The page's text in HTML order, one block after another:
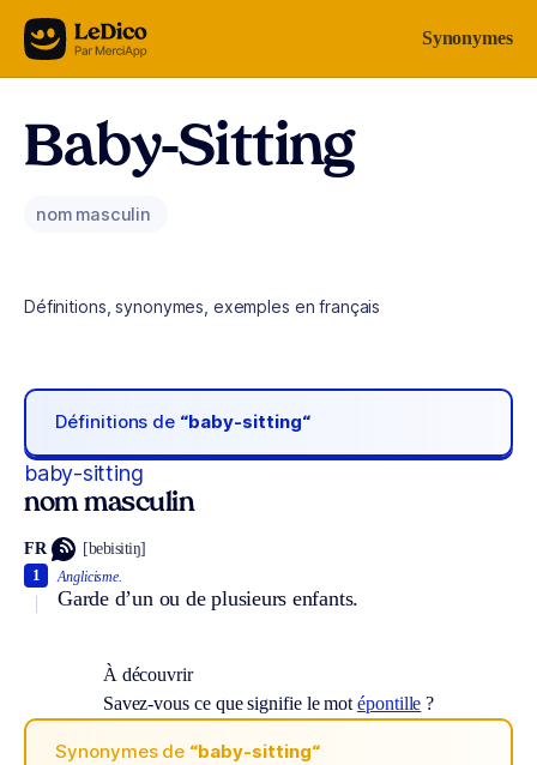
Aller au contenu Synonymes
Baby-Sitting
nom masculin
Définitions, synonymes, exemples en français
Définitions de “baby-sitting“
baby-sitting
nom masculin
FR [bebisitiŋ]
Anglicisme.
Garde d’un ou de plusieurs enfants.
1
À découvrir
Savez-vous ce que signifie le motépontille ?
Synonymes de “baby-sitting“